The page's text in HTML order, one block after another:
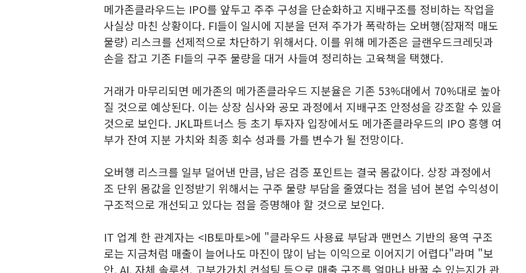
메가존클라우드는 IPO를 앞두고 주주 구성을 단순화하고 지배구조를 정비하는 작업을
사실상 마친 상황이다. FI들이 일시에 지분을 던져 주가가 폭락하는 오버행(잠재적 매도
물량) 리스크를 선제적으로 차단하기 위해서다. 이를 위해 메가존은 글랜우드크레딧과
손을 잡고 기존 FI들의 구주 물량을 대거 사들여 정리하는 고육책을 택했다.
거래가 마무리되면 메가존의 메가존클라우드 지분율은 기존 53%대에서 70%대로 높아
질 것으로 예상된다. 이는 상장 심사와 공모 과정에서 지배구조 안정성을 강조할 수 있을
것으로 보인다. JKL파트너스 등 초기 투자자 입장에서도 메가존클라우드의 IPO 흥행 여
부가 잔여 지분 가치와 최종 회수 성과를 가를 변수가 될 전망이다.
오버행 리스크를 일부 덜어낸 만큼, 남은 검증 포인트는 결국 몸값이다. 상장 과정에서
조 단위 몸값을 인정받기 위해서는 구주 물량 부담을 줄였다는 점을 넘어 본업 수익성이
구조적으로 개선되고 있다는 점을 증명해야 할 것으로 보인다.
IT 업계 한 관계자는 <IB토마토>에 "클라우드 사용료 부담과 맨먼스 기반의 용역 구조
로는 지금처럼 매출이 늘어나도 마진이 많이 남는 이익으로 이어지기 어렵다"라며 "보
안, AI, 자체 솔루션, 고부가가치 컨설팅 등으로 매출 구조를 얼마나 바꿀 수 있는지가 관